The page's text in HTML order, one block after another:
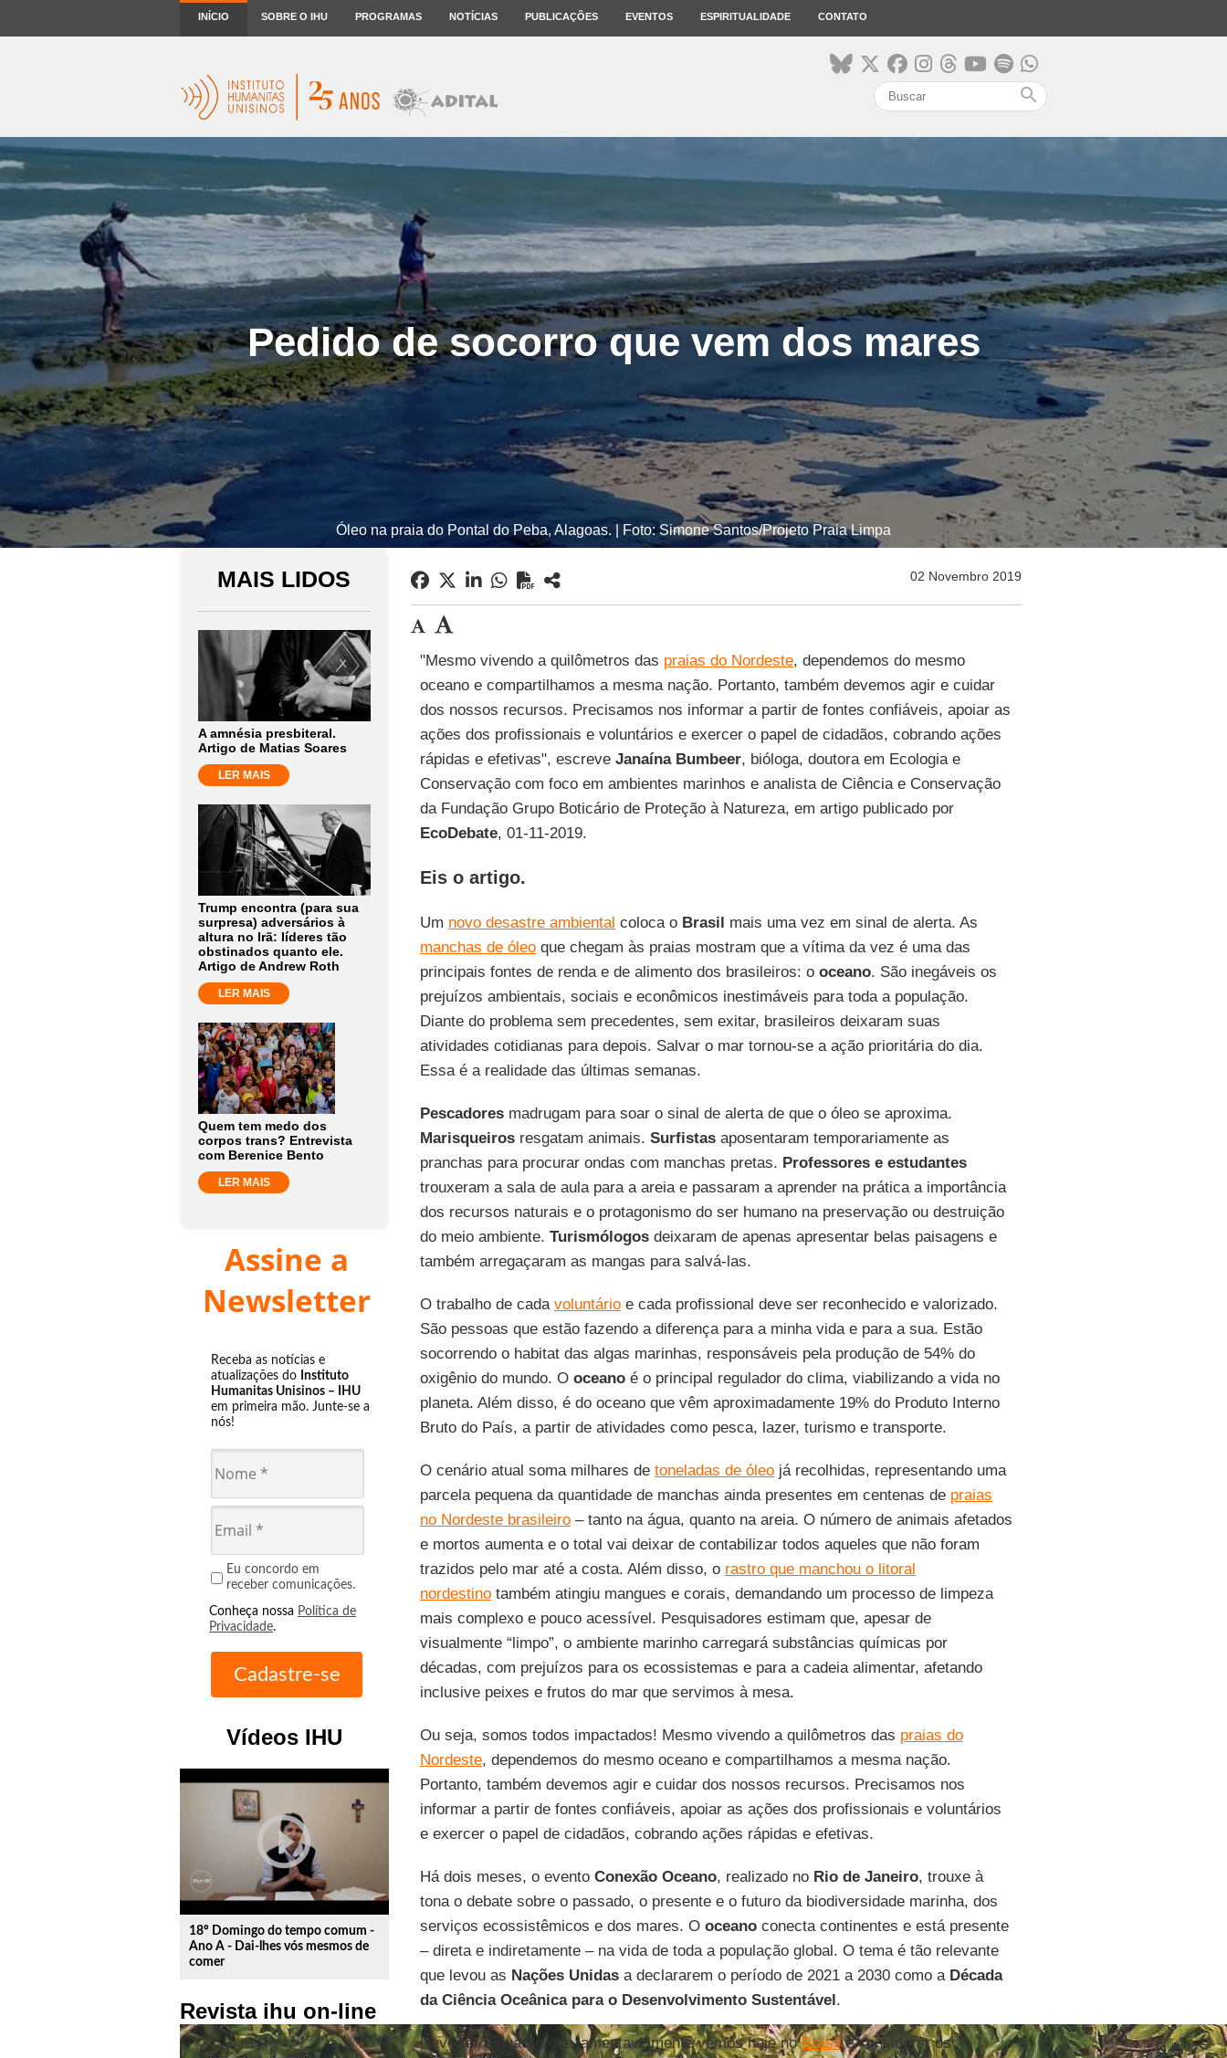
INÍCIO SOBRE O IHU PROGRAMAS NOTÍCIAS PUBLICAÇÕES EVENTOS ESPIRITUALIDADE CONTATO
search
Pedido de socorro que vem dos mares
Óleo na praia do Pontal do Peba, Alagoas. | Foto: Simone Santos/Projeto Praia Limpa
MAIS LIDOS
A amnésia presbiteral.
Artigo de Matias Soares
LER MAIS
Trump encontra (para sua
surpresa) adversários à
altura no Irã: líderes tão
obstinados quanto ele.
Artigo de Andrew Roth
LER MAIS
Quem tem medo dos
corpos trans? Entrevista
com Berenice Bento
LER MAIS
Assine a
Newsletter
Receba as notícias e
atualizações do Instituto
Humanitas Unisinos – IHU
em primeira mão. Junte-se a
nós!
Eu concordo em
receber comunicações.
Conheça nossa Política de
Privacidade.
Vídeos IHU
play_circle_outline
18º Domingo do tempo comum -
Ano A - Dai-lhes vós mesmos de
comer
Revista ihu on-line
02 Novembro 2019
"Mesmo vivendo a quilômetros das praias do Nordeste, dependemos do mesmo
oceano e compartilhamos a mesma nação. Portanto, também devemos agir e cuidar
dos nossos recursos. Precisamos nos informar a partir de fontes confiáveis, apoiar as
ações dos profissionais e voluntários e exercer o papel de cidadãos, cobrando ações
rápidas e efetivas", escreve Janaína Bumbeer, bióloga, doutora em Ecologia e
Conservação com foco em ambientes marinhos e analista de Ciência e Conservação
da Fundação Grupo Boticário de Proteção à Natureza, em artigo publicado por
EcoDebate, 01-11-2019.
Eis o artigo.
Um novo desastre ambiental coloca o Brasil mais uma vez em sinal de alerta. As
manchas de óleoque chegam às praias mostram que a vítima da vez é uma das
principais fontes de renda e de alimento dos brasileiros: o oceano. São inegáveis os
prejuízos ambientais, sociais e econômicos inestimáveis para toda a população.
Diante do problema sem precedentes, sem exitar, brasileiros deixaram suas
atividades cotidianas para depois. Salvar o mar tornou-se a ação prioritária do dia.
Essa é a realidade das últimas semanas.
Pescadoresmadrugam para soar o sinal de alerta de que o óleo se aproxima.
Marisqueirosresgatam animais. Surfistasaposentaram temporariamente as
pranchas para procurar ondas com manchas pretas. Professores e estudantes
trouxeram a sala de aula para a areia e passaram a aprender na prática a importância
dos recursos naturais e o protagonismo do ser humano na preservação ou destruição
do meio ambiente. Turismólogosdeixaram de apenas apresentar belas paisagens e
também arregaçaram as mangas para salvá-las.
O trabalho de cada voluntárioe cada profissional deve ser reconhecido e valorizado.
São pessoas que estão fazendo a diferença para a minha vida e para a sua. Estão
socorrendo o habitat das algas marinhas, responsáveis pela produção de 54% do
oxigênio do mundo. O oceanoé o principal regulador do clima, viabilizando a vida no
planeta. Além disso, é do oceano que vêm aproximadamente 19% do Produto Interno
Bruto do País, a partir de atividades como pesca, lazer, turismo e transporte.
O cenário atual soma milhares de toneladas de óleojá recolhidas, representando uma
parcela pequena da quantidade de manchas ainda presentes em centenas de praias
no Nordeste brasileiro– tanto na água, quanto na areia. O número de animais afetados
e mortos aumenta e o total vai deixar de contabilizar todos aqueles que não foram
trazidos pelo mar até a costa. Além disso, o rastro que manchou o litoral
nordestinotambém atingiu mangues e corais, demandando um processo de limpeza
mais complexo e pouco acessível. Pesquisadores estimam que, apesar de
visualmente “limpo”, o ambiente marinho carregará substâncias químicas por
décadas, com prejuízos para os ecossistemas e para a cadeia alimentar, afetando
inclusive peixes e frutos do mar que servimos à mesa.
Ou seja, somos todos impactados! Mesmo vivendo a quilômetros das praias do
Nordeste, dependemos do mesmo oceano e compartilhamos a mesma nação.
Portanto, também devemos agir e cuidar dos nossos recursos. Precisamos nos
informar a partir de fontes confiáveis, apoiar as ações dos profissionais e voluntários
e exercer o papel de cidadãos, cobrando ações rápidas e efetivas.
Há dois meses, o evento Conexão Oceano, realizado no Rio de Janeiro, trouxe à
tona o debate sobre o passado, o presente e o futuro da biodiversidade marinha, dos
serviços ecossistêmicos e dos mares. O oceanoconecta continentes e está presente
– direta e indiretamente – na vida de toda a população global. O tema é tão relevante
que levou as Nações Unidasa declararem o período de 2021 a 2030 como a Década
da Ciência Oceânica para o Desenvolvimento Sustentável.
Reverter o quadro que lamentavelmente vemos hoje noBrasile considerar os